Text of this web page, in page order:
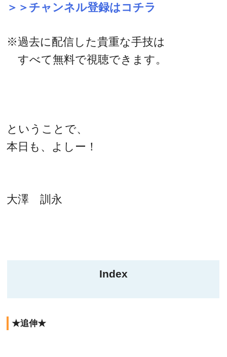
＞＞チャンネル登録はコチラ
※過去に配信した貴重な手技は
すべて無料で視聴できます。
ということで、
本日も、よしー！
大澤 訓永
Index
★追伸★